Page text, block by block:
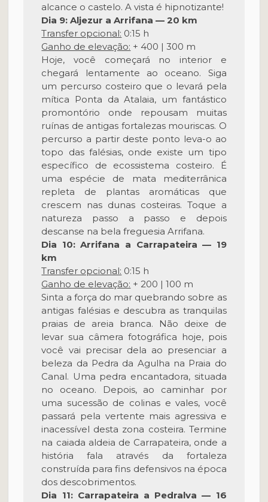
alcance o castelo. A vista é hipnotizante!
Dia 9: Aljezur a Arrifana — 20 km
Transfer opcional: 0:15 h
Ganho de elevação: + 400 | 300 m
Hoje, você começará no interior e
chegará lentamente ao oceano. Siga
um percurso costeiro que o levará pela
mítica Ponta da Atalaia, um fantástico
promontório onde repousam muitas
ruínas de antigas fortalezas mouriscas. O
percurso a partir deste ponto leva-o ao
topo das falésias, onde existe um tipo
específico de ecossistema costeiro. É
uma espécie de mata mediterrânica
repleta de plantas aromáticas que
crescem nas dunas costeiras. Toque a
natureza passo a passo e depois
descanse na bela freguesia Arrifana.
Dia 10: Arrifana a Carrapateira — 19
km
Transfer opcional: 0:15 h
Ganho de elevação: + 200 | 100 m
Sinta a força do mar quebrando sobre as
antigas falésias e descubra as tranquilas
praias de areia branca. Não deixe de
levar sua câmera fotográfica hoje, pois
você vai precisar dela ao presenciar a
beleza da Pedra da Agulha na Praia do
Canal. Uma pedra encantadora, situada
no oceano. Depois, ao caminhar por
uma sucessão de colinas e vales, você
passará pela vertente mais agressiva e
inacessível desta zona costeira. Termine
na caiada aldeia de Carrapateira, onde a
história fala através da fortaleza
construída para fins defensivos na época
dos descobrimentos.
Dia 11: Carrapateira a Pedralva — 16